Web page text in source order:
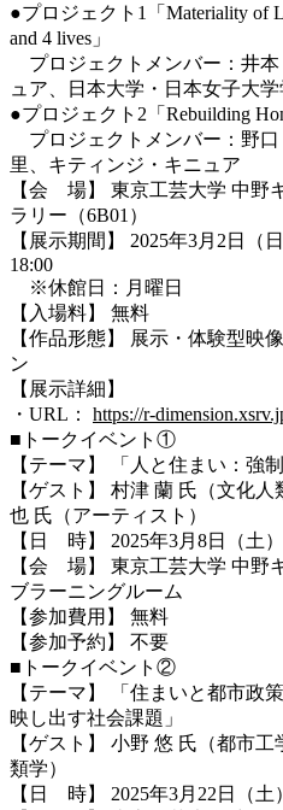
●プロジェクト1「Materiality of
and 4 lives」
プロジェクトメンバー：井本
ュア、日本大学・日本女子大
●プロジェクト2「Rebuilding
プロジェクトメンバー：野口
里、キティンジ・キニュア
【会 場】 東京工芸大学 中野
ラリー（6B01）
【展示期間】 2025年3月2日（
18:00
※休館日：月曜日
【入場料】 無料
【作品形態】 展示・体験型映
【展示詳細】
・URL： https://r-
■トークイベント①
【テーマ】 「人と住まい：強
【ゲスト】 村津 蘭 氏（文化
也 氏（アーティスト）
【日 時】 2025年3月8日（土
【会 場】 東京工芸大学 中野
ブラーニングルーム
【参加費用】 無料
【参加予約】 不要
■トークイベント②
【テーマ】 「住まいと都市政
映し出す社会課題」
【ゲスト】 小野 悠 氏（都市
類学）
【日 時】 2025年3月22日（土